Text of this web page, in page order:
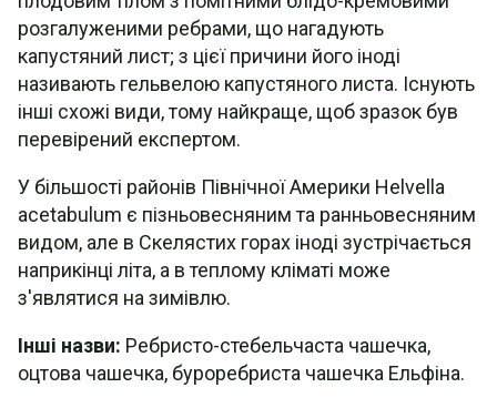
розгалуженими ребрами, що нагадують
капустяний лист; з цієї причини його іноді
називають гельвелою капустяного листа. Існують
інші схожі види, тому найкраще, щоб зразок був
перевірений експертом.
У більшості районів Північної Америки Helvella
acetabulum є пізньовесняним та ранньовесняним
видом, але в Скелястих горах іноді зустрічається
наприкінці літа, а в теплому кліматі може
з'являтися на зимівлю.
Інші назви: Ребристо-стебельчаста чашечка,
оцтова чашечка, буроребриста чашечка Ельфіна.